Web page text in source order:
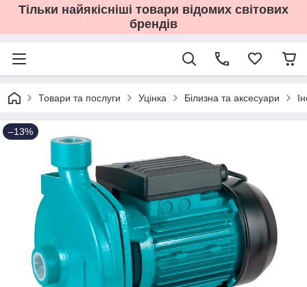
Тільки найякісніші товари відомих світових
брендів
Товари та послуги Уцінка Білизна та аксесуари
–13%